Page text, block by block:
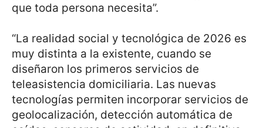
que toda persona necesita”.
“La realidad social y tecnológica de 2026 es
muy distinta a la existente, cuando se
diseñaron los primeros servicios de
teleasistencia domiciliaria. Las nuevas
tecnologías permiten incorporar servicios de
geolocalización, detección automática de